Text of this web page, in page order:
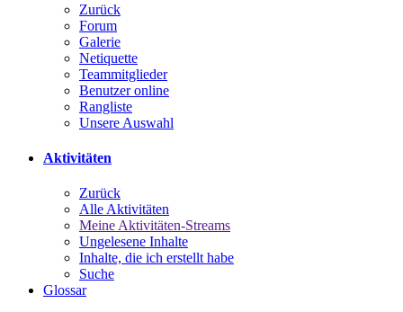
Zurück
Forum
Galerie
Netiquette
Teammitglieder
Benutzer online
Rangliste
Unsere Auswahl
Aktivitäten
Zurück
Alle Aktivitäten
Meine Aktivitäten-Streams
Ungelesene Inhalte
Inhalte, die ich erstellt habe
Suche
Glossar